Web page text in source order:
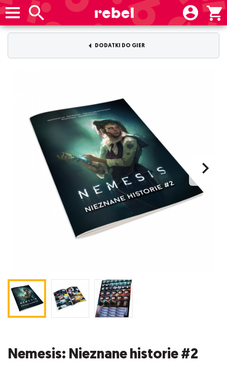
DODATKI DO GIER
Nemesis: Nieznane historie #2